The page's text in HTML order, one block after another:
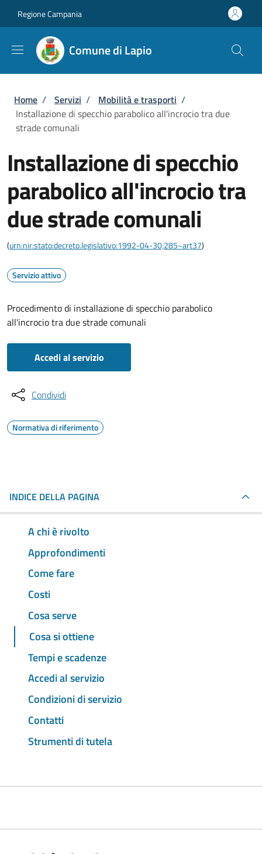
Regione Campania
Comune di Lapio
Briciole di pane
Home / Servizi / Mobilità e trasporti /
Installazione di specchio parabolico all'incrocio tra due
strade comunali
Installazione di specchio
parabolico all'incrocio tra
due strade comunali
(urn:nir:stato:decreto.legislativo:1992-04-30;285~art37)
Servizio attivo
Procedimento di installazione di specchio parabolico
all'incrocio tra due strade comunali
Accedi al servizio
Condividi
Normativa di riferimento
INDICE DELLA PAGINA
A chi è rivolto
Approfondimenti
Come fare
Costi
Cosa serve
Cosa si ottiene
Tempi e scadenze
Accedi al servizio
Condizioni di servizio
Contatti
Strumenti di tutela